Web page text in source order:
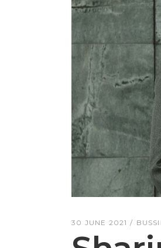
30 JUNE 2021